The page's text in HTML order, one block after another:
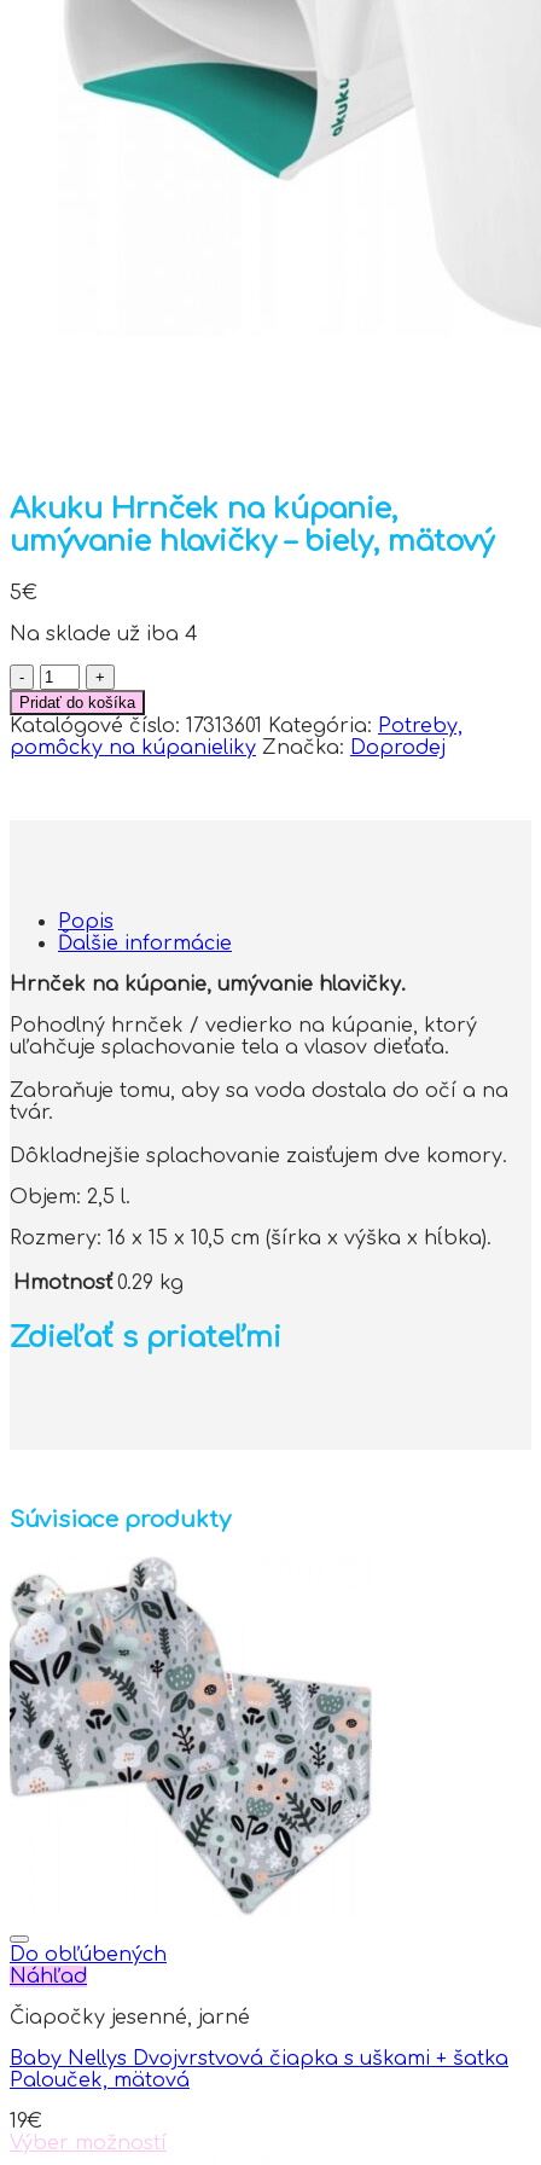
Akuku Hrnček na kúpanie,
umývanie hlavičky – biely, mätový
5€
Na sklade už iba 4
množstvo
Akuku
Hrnček
na
kúpanie,
Pridať do košíka
Katalógové číslo: 17313601 Kategória: Potreby,
pomôcky na kúpanieliky Značka: Doprodej
Popis
Ďalšie informácie
Hrnček na kúpanie, umývanie hlavičky.
Pohodlný hrnček / vedierko na kúpanie, ktorý
uľahčuje splachovanie tela a vlasov dieťaťa.
Zabraňuje tomu, aby sa voda dostala do očí a na
tvár.
Dôkladnejšie splachovanie zaisťujem dve komory.
Objem: 2,5 l.
Rozmery: 16 x 15 x 10,5 cm (šírka x výška x hĺbka).
Hmotnosť 0.29 kg
Zdieľať s priateľmi
Súvisiace produkty
Do obľúbených
Náhľad
Čiapočky jesenné, jarné
Baby Nellys Dvojvrstvová čiapka s uškami + šatka
Palouček, mätová
19€
Výber možností